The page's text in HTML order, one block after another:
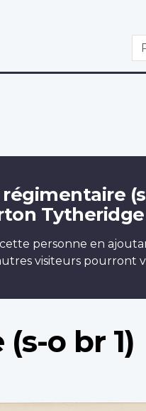
Tytheridge
personne en
visiteurs pourront
o br 1)